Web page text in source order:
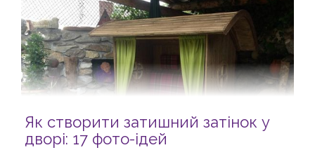
Як створити затишний затінок у
дворі: 17 фото-ідей